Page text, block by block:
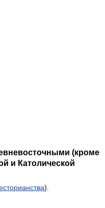
(кроме
и Католической
).